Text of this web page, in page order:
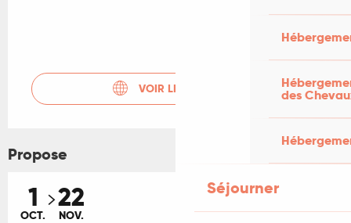
des
Séjourner
VOIR LES SITES WEB
Propose
1
OCT.
22
NOV.